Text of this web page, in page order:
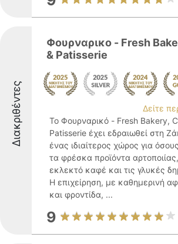
Διακριθέντες
Φουρναρικο - Fresh
& Patisserie
Δείτε
Το Φουρναρικό - Fresh Bakery,
Patisserie έχει εδραιωθεί στη
ένας ιδιαίτερος χώρος για
τα φρέσκα προϊόντα
εκλεκτό καφέ και τις γλυκές
Η επιχείρηση, με καθημερινή
και φροντίδα, ...
9